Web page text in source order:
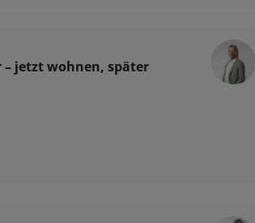
– jetzt wohnen, später